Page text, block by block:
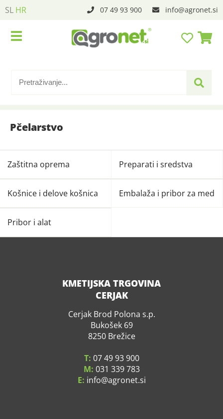
SL HR 07 49 93 900 info agronet.si
Pčelarstvo
Zaštitna oprema Preparati i sredstva
Košnice i delove košnica Embalaža i pribor za med
Pribor i alat
KMETIJSKA TRGOVINA
CERJAK
Cerjak Brod Polona s.p.
Bukošek 69
8250 Brežice
T: 07 49 93 900
M: 031 339 783
E: info agronet.si